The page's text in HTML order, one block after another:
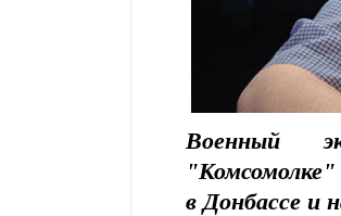
Военный
в Донбассе и